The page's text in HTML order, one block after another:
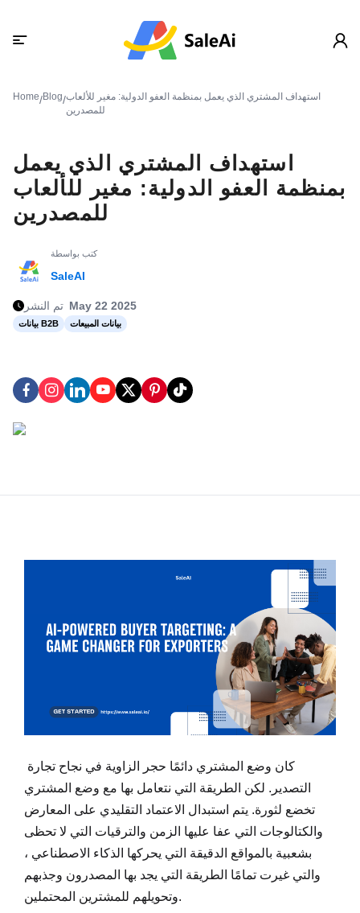
Home/Blog/استهداف المشتري الذي يعمل بمنظمة العفو الدولية: مغير للألعاب
للمصدرين
استهداف المشتري الذي يعمل
بمنظمة العفو الدولية: مغير للألعاب
للمصدرين
كتب بواسطة
SaleAI
تم النشر May 22 2025
بيانات B2B بيانات المبيعات
كان وضع المشتري دائمًا حجر الزاوية في نجاح تجارة
التصدير. لكن الطريقة التي نتعامل بها مع وضع المشتري
تخضع لثورة. يتم استبدال الاعتماد التقليدي على المعارض
والكتالوجات التي عفا عليها الزمن والترقيات التي لا تحظى
بشعبية بالمواقع الدقيقة التي يحركها الذكاء الاصطناعي ،
والتي غيرت تمامًا الطريقة التي يجد بها المصدرون وجذبهم
وتحويلهم للمشترين المحتملين.